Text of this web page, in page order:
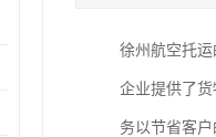
徐州航空托
企业提供了
务以节省客